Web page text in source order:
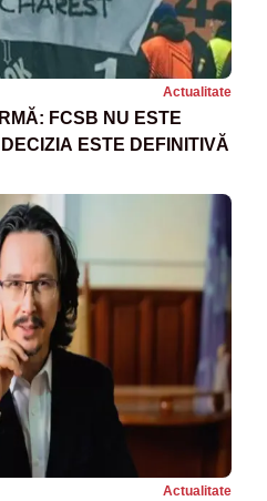
Actualitate
FCSB NU ESTE
ESTE DEFINITIVĂ
Actualitate